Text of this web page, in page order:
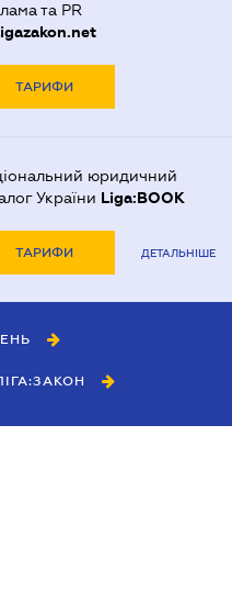
та PR
ТАРИФИ
юридичний
України Liga:BOOK
ТАРИФИ ДЕТАЛЬНІШЕ